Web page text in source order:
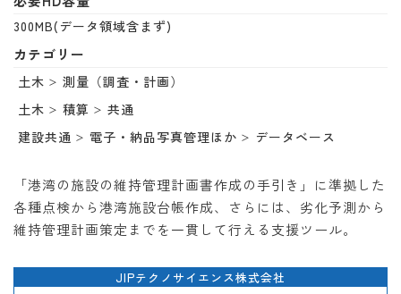
300MB(データ領域含まず)
カテゴリー
土木
測量（調査・計画）
土木
積算
共通
建設共通
電子・納品写真管理ほか データベース
「港湾の施設の維持管理計画書作成の手引き」に準拠した
各種点検から港湾施設台帳作成、さらには、劣化予測から
維持管理計画策定までを一貫して行える支援ツール。
JIPテクノサイエンス株式会社